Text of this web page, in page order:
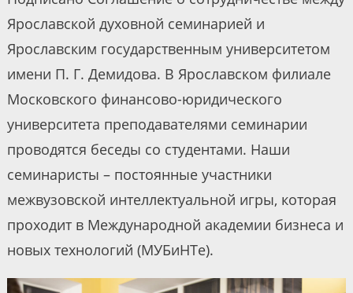
Ярославской духовной семинарией и
Ярославским государственным университетом
имени П. Г. Демидова. В Ярославском филиале
Московского финансово-юридического
университета преподавателями семинарии
проводятся беседы со студентами. Наши
семинаристы – постоянные участники
межвузовской интеллектуальной игры, которая
проходит в Международной академии бизнеса и
новых технологий (МУБиНТе).